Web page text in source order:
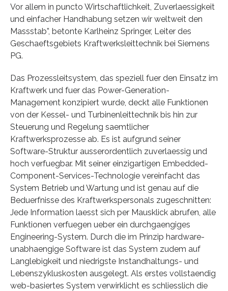
Vor allem in puncto Wirtschaftlichkeit, Zuverlaessigkeit
und einfacher Handhabung setzen wir weltweit den
Massstab”, betonte Karlheinz Springer, Leiter des
Geschaeftsgebiets Kraftwerksleittechnik bei Siemens
PG.
Das Prozessleitsystem, das speziell fuer den Einsatz im
Kraftwerk und fuer das Power-Generation-
Management konzipiert wurde, deckt alle Funktionen
von der Kessel- und Turbinenleittechnik bis hin zur
Steuerung und Regelung saemtlicher
Kraftwerksprozesse ab. Es ist aufgrund seiner
Software-Struktur ausserordentlich zuverlaessig und
hoch verfuegbar. Mit seiner einzigartigen Embedded-
Component-Services-Technologie vereinfacht das
System Betrieb und Wartung und ist genau auf die
Beduerfnisse des Kraftwerkspersonals zugeschnitten:
Jede Information laesst sich per Mausklick abrufen, alle
Funktionen verfuegen ueber ein durchgaengiges
Engineering-System. Durch die im Prinzip hardware-
unabhaengige Software ist das System zudem auf
Langlebigkeit und niedrigste Instandhaltungs- und
Lebenszykluskosten ausgelegt. Als erstes vollstaendig
web-basiertes System verwirklicht es schliesslich die